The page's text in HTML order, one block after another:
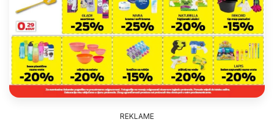
REKLAME